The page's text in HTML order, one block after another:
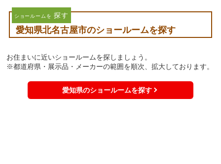
ショールームを 探す
愛知県北名古屋市のショールームを探す
お住まいに近いショールームを探しましょう。
※都道府県・展示品・メーカーの範囲を順次、拡大しております。
愛知県のショールームを探す